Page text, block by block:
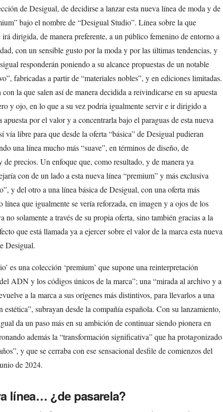
de Desigual, de decidirse a lanzar esta nueva línea de moda y de
bajo el nombre de “Desigual Studio”. Línea sobre la que
irá dirigida, de manera preferente, a un público femenino de entorno a
con un sensible gusto por la moda y por las últimas tendencias, y
responderán poniendo a su alcance propuestas de un notable
fabricadas a partir de “materiales nobles”, y en ediciones limitadas.
la que salen así de manera decidida a reivindicarse en su apuesta
y ojo, en lo que a su vez podría igualmente servir e ir dirigido a
apuesta por el valor y a concentrarla bajo el paraguas de esta nueva
vía libre para que desde la oferta “básica” de Desigual pudieran
una línea mucho más “suave”, en términos de diseño, de
de precios. Un enfoque que, como resultado, y de manera ya
con de un lado a esta nueva línea “premium” y más exclusiva
y del otro a una línea básica de Desigual, con una oferta más
línea que igualmente se vería reforzada, en imagen y a ojos de los
no solamente a través de su propia oferta, sino también gracias a la
que está llamada ya a ejercer sobre el valor de la marca esta nueva
Desigual.
es una colección ‘premium’ que supone una reinterpretación
ADN y los códigos únicos de la marca”; una “mirada al archivo y a
a la marca a sus orígenes más distintivos, para llevarlos a una
estética”, subrayan desde la compañía española. Con su lanzamiento,
da un paso más en su ambición de continuar siendo pionera en
además la “transformación significativa” que ha protagonizado
y que se cerraba con ese sensacional desfile de comienzos del
de 2024.
línea… ¿de pasarela?